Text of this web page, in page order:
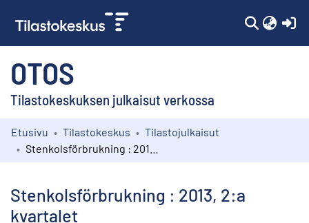
OTOS
Tilastokeskuksen julkaisut verkossa
Kokoelmat
Etusivu Tilastokeskus
Tilastojulkaisut
Stenkolsförbrukning : 2013, 2:a
kvartalet